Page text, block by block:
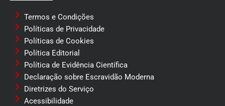
Termos e Condições
Políticas de Privacidade
Políticas de Cookies
Política Editorial
Política de Evidência Científica
Declaração sobre Escravidão Moderna
Diretrizes do Serviço
Acessibilidade